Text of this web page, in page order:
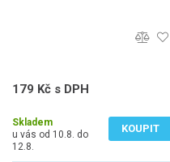
179 Kč s DPH
Skladem
u vás od 10.8. do
12.8.
KOUPIT